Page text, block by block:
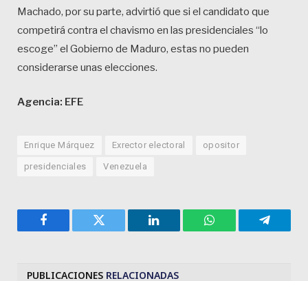
Machado, por su parte, advirtió que si el candidato que
competirá contra el chavismo en las presidenciales “lo
escoge” el Gobierno de Maduro, estas no pueden
considerarse unas elecciones.
Agencia: EFE
Enrique Márquez Exrector electoral opositor
presidenciales Venezuela
Facebook Twitter LinkedIn WhatsApp
PUBLICACIONES RELACIONADAS